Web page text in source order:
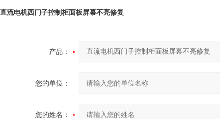
直流电机西门子控制柜面板屏幕不亮修复
产品：
您的单位：
您的姓名：